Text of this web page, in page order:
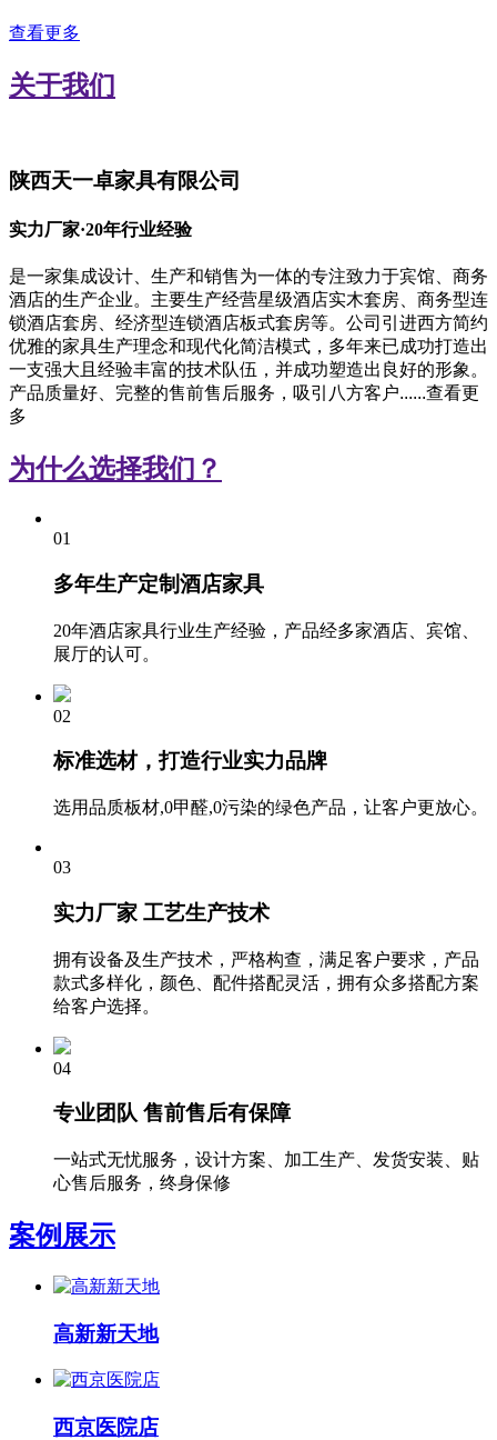
查看更多
关于我们
陕西天一卓家具有限公司
实力厂家·20年行业经验
是一家集成设计、生产和销售为一体的专注致力于宾馆、商务
酒店的生产企业。主要生产经营星级酒店实木套房、商务型连
锁酒店套房、经济型连锁酒店板式套房等。公司引进西方简约
优雅的家具生产理念和现代化简洁模式，多年来已成功打造出
一支强大且经验丰富的技术队伍，并成功塑造出良好的形象。
产品质量好、完整的售前售后服务，吸引八方客户......查看更
多
为什么选择我们？
01
多年生产定制酒店家具
20年酒店家具行业生产经验，产品经多家酒店、宾馆、
展厅的认可。
02
标准选材，打造行业实力品牌
选用品质板材,0甲醛,0污染的绿色产品，让客户更放心。
03
实力厂家 工艺生产技术
拥有设备及生产技术，严格构查，满足客户要求，产品
款式多样化，颜色、配件搭配灵活，拥有众多搭配方案
给客户选择。
04
专业团队 售前售后有保障
一站式无忧服务，设计方案、加工生产、发货安装、贴
心售后服务，终身保修
案例展示
高新新天地
西京医院店